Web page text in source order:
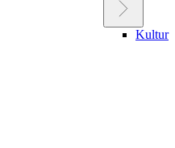
Kultur